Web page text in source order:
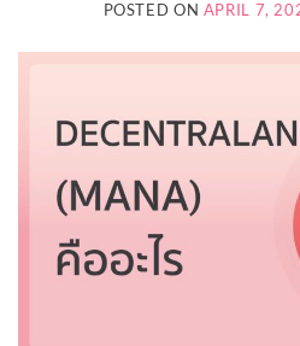
POSTED ON APRIL 7,